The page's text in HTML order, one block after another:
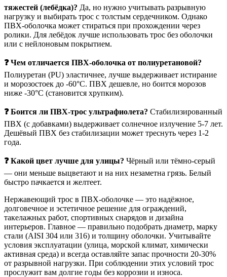
тяжестей (лебёдка)? Да, но нужно учитывать разрывную
нагрузку и выбирать трос с толстым сердечником. Однако
ПВХ-оболочка может стираться при прохождении через
ролики. Для лебёдок лучше использовать трос без оболочки
или с нейлоновым покрытием.
❓ Чем отличается ПВХ-оболочка от полиуретановой?
Полиуретан (PU) эластичнее, лучше выдерживает истирание
и морозостоек до -60°C. ПВХ дешевле, но боится морозов
ниже -30°C (становится хрупким).
❓ Боится ли ПВХ-трос ультрафиолета? Стабилизированный
ПВХ (с добавками) выдерживает солнечное излучение 5-7 лет.
Дешёвый ПВХ без стабилизации может треснуть через 1-2
года.
❓ Какой цвет лучше для улицы? Чёрный или тёмно-серый
— они меньше выцветают и на них незаметна грязь. Белый
быстро пачкается и желтеет.
Нержавеющий трос в ПВХ-оболочке — это надёжное,
долговечное и эстетичное решение для ограждений,
такелажных работ, спортивных снарядов и дизайна
интерьеров. Главное — правильно подобрать диаметр, марку
стали (AISI 304 или 316) и толщину оболочки. Учитывайте
условия эксплуатации (улица, морской климат, химически
активная среда) и всегда оставляйте запас прочности 20-30%
от разрывной нагрузки. При соблюдении этих условий трос
прослужит вам долгие годы без коррозии и износа.